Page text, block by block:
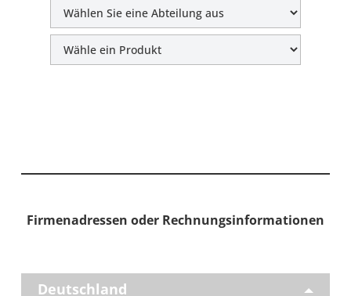
Fir­men­adres­sen oder Rech­nungs­in­for­ma­tio­nen
Deutsch­land